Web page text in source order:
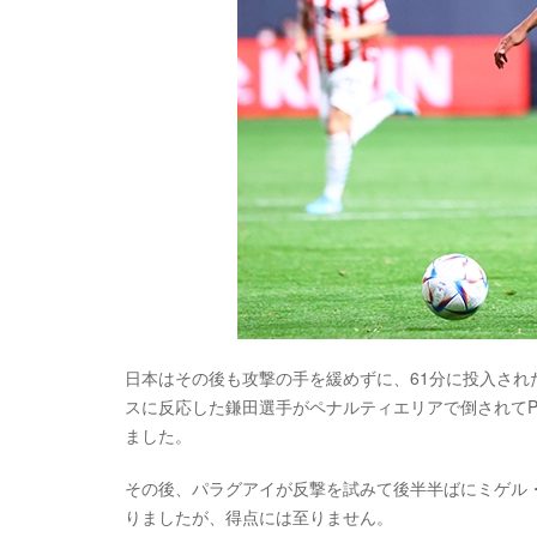
日本はその後も攻撃の手を緩めずに、61分に投入さ
スに反応した鎌田選手がペナルティエリアで倒され
ました。
その後、パラグアイが反撃を試みて後半半ばにミゲ
りましたが、得点には至りません。